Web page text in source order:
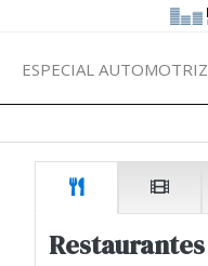
ESPECIAL AUTOMOTRIZ
Restaurantes